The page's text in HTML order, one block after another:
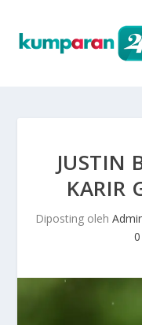
JUSTIN
KARIR
Diposting oleh
0